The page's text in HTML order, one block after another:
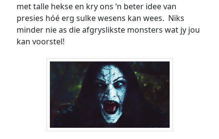
met talle hekse en kry ons ‘n beter idee van
presies hóé erg sulke wesens kan wees. Niks
minder nie as die afgryslikste monsters wat jy jou
kan voorstel!